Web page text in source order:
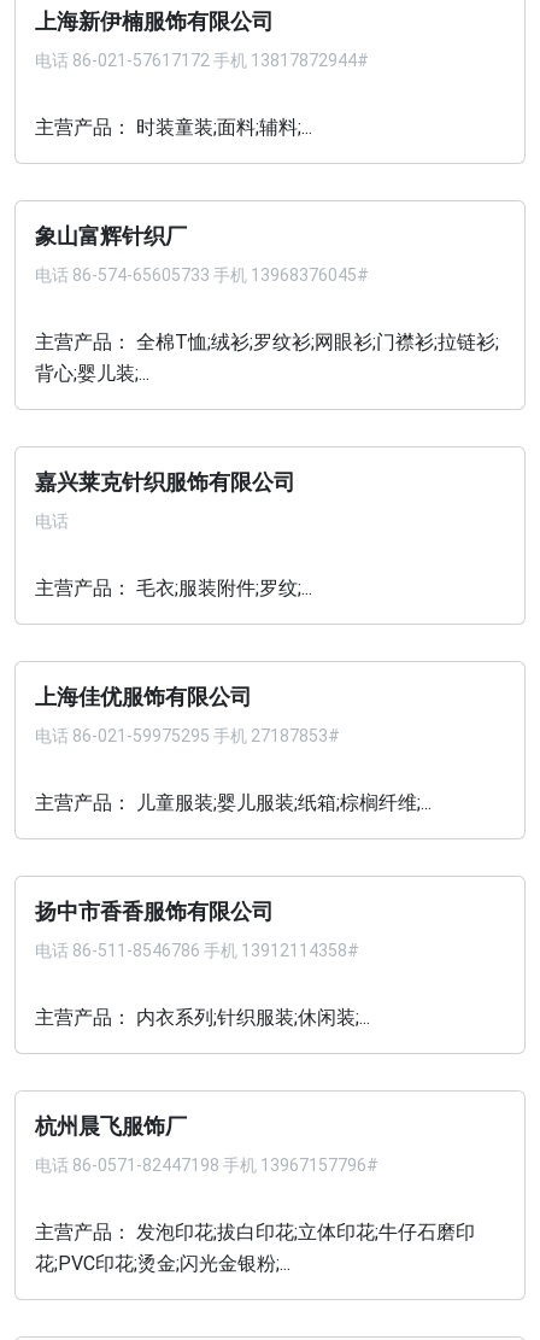
上海新伊楠服饰有限公司
电话 86-021-57617172 手机 13817872944#
主营产品： 时装童装;面料;辅料;...
象山富辉针织厂
电话 86-574-65605733 手机 13968376045#
主营产品： 全棉T恤;绒衫;罗纹衫;网眼衫;门襟衫;拉链衫;
背心;婴儿装;...
嘉兴莱克针织服饰有限公司
电话
主营产品： 毛衣;服装附件;罗纹;...
上海佳优服饰有限公司
电话 86-021-59975295 手机 27187853#
主营产品： 儿童服装;婴儿服装;纸箱;棕榈纤维;...
扬中市香香服饰有限公司
电话 86-511-8546786 手机 13912114358#
主营产品： 内衣系列;针织服装;休闲装;...
杭州晨飞服饰厂
电话 86-0571-82447198 手机 13967157796#
主营产品： 发泡印花;拔白印花;立体印花;牛仔石磨印
花;PVC印花;烫金;闪光金银粉;...